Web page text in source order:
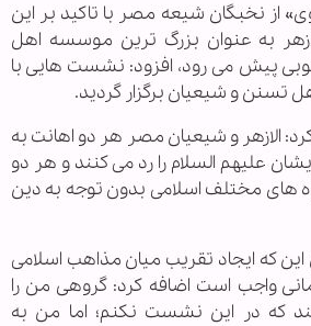
از نخبگان شیعه مصر با تاکید بر این
به عنوان بزرگ ترین موسسه اهل
پیش می رود، افزود: نشست هایی با
تسنن و شیعیان برگزار گردید.
الازهر و شیعیان مصر هر دو اهانت به
علیهم السلام را رد می کنند و هر دو
های مختلف اسلامی بدون توجه به دین
این که ایجاد تقریب میان مذاهب اسلامی
واجب است اضافه کرد: گروهی من را
که در این نشست نکنم؛ اما من به